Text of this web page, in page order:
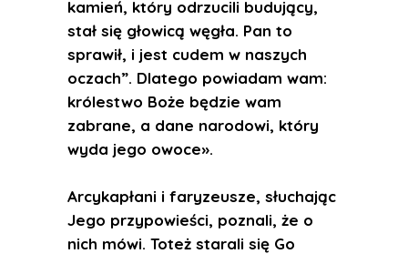
kamień, który odrzucili budujący,
stał się głowicą węgła. Pan to
sprawił, i jest cudem w naszych
oczach”. Dlatego powiadam wam:
królestwo Boże będzie wam
zabrane, a dane narodowi, który
wyda jego owoce».
Arcykapłani i faryzeusze, słuchając
Jego przypowieści, poznali, że o
nich mówi. Toteż starali się Go